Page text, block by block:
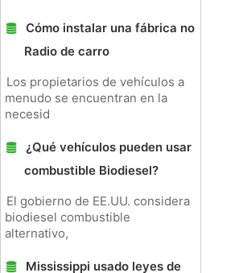
Cómo instalar una fábrica no
Radio de carro
Los propietarios de vehículos a
menudo se encuentran en la
necesid
¿Qué vehículos pueden usar
combustible Biodiesel?
El gobierno de EE.UU. considera
biodiesel combustible
alternativo,
Mississippi usado leyes de